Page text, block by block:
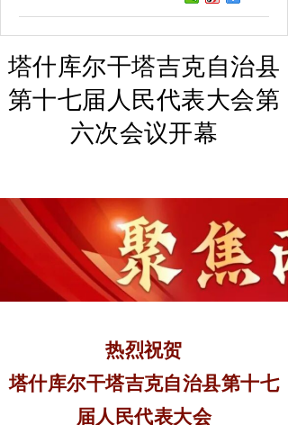
塔什库尔干塔吉克自治县
第十七届人民代表大会第
六次会议开幕
热烈祝贺
塔什库尔干塔吉克自治县第十七
届人民代表大会